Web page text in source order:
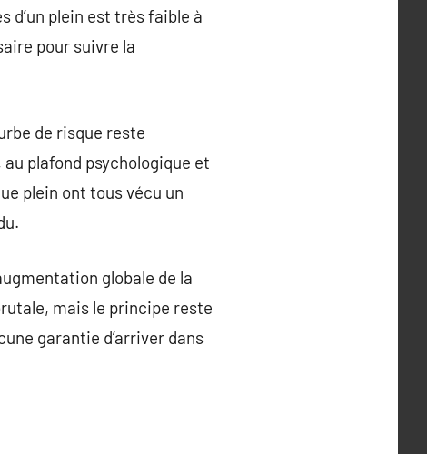
d’un plein est très faible à
pour suivre la
de risque reste
plafond psychologique et
plein ont tous vécu un
globale de la
mais le principe reste
garantie d’arriver dans